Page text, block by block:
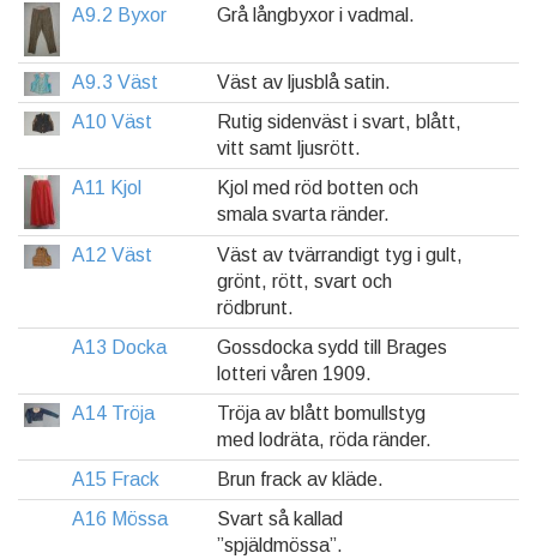
A9.2 Byxor
Grå långbyxor i vadmal.
A9.3 Väst
Väst av ljusblå satin.
A10 Väst
Rutig sidenväst i svart, blått,
vitt samt ljusrött.
A11 Kjol
Kjol med röd botten och
smala svarta ränder.
A12 Väst
Väst av tvärrandigt tyg i gult,
grönt, rött, svart och
rödbrunt.
A13 Docka
Gossdocka sydd till Brages
lotteri våren 1909.
A14 Tröja
Tröja av blått bomullstyg
med lodräta, röda ränder.
A15 Frack
Brun frack av kläde.
A16 Mössa
Svart så kallad
”spjäldmössa”.